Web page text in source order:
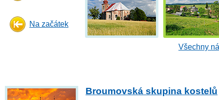
Na začátek
Všechny
Broumovská skupina kostelů